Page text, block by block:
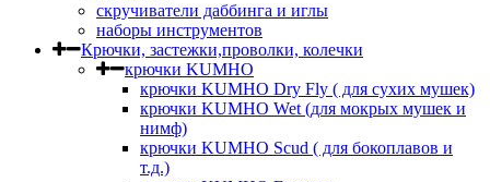
скручиватели даббинга и иглы
наборы инструментов
Крючки, застежки,проволки, колечки
крючки KUMHO
крючки KUMHO Dry Fly ( для сухих мушек)
крючки KUMHO Wet (для мокрых мушек и
нимф)
крючки KUMHO Scud ( для бокоплавов и
т.д.)